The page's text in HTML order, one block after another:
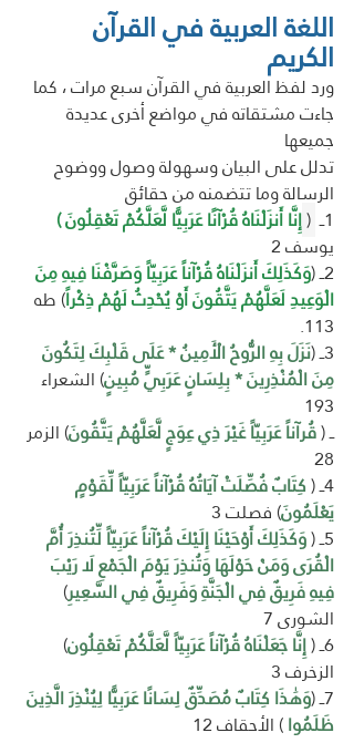
اللغة العربية في القرآن
الكريم
ورد لفظ العربية في القرآن سبع مرات ، كما
جاءت مشتقاته في مواضع أخرى عديدة
جميعها
تدلل على البيان وسهولة وصول ووضوح
الرسالة وما تتضمنه من حقائق
1ــ ( إِنَّا أَنزَلْنَاهُ قُرْآنًا عَرَبِيًّا لَّعَلَّكُمْ تَعْقِلُونَ )
يوسف 2
2ــ ( وَكَذَلِكَ أَنزَلْنَاهُ قُرْآناً عَرَبِيّاً وَصَرَّفْنَا فِيهِ مِنَ
الْوَعِيدِ لَعَلَّهُمْ يَتَّقُونَ أَوْ يُحْدِثُ لَهُمْ ذِكْراً) طه
113.
3ــ ( نَزَلَ بِهِ الرُّوحُ الْأَمِينُ * عَلَى قَلْبِكَ لِتَكُونَ
مِنَ الْمُنْذِرِينَ * بِلِسَانٍ عَرَبِيٍّ مُبِينٍ) الشعراء
193
ــ ( قُرآناً عَرَبِيّاً غَيْرَ ذِي عِوَجٍ لَّعَلَّهُمْ يَتَّقُونَ) الزمر
28
4ــ ( كِتَابٌ فُصِّلَتْ آيَاتُهُ قُرْآناً عَرَبِيّاً لِّقَوْمٍ
يَعْلَمُونَ) فصلت 3
5ــ ( وَكَذَلِكَ أَوْحَيْنَا إِلَيْكَ قُرْآناً عَرَبِيّاً لِّتُنذِرَ أُمَّ
الْقُرَى وَمَنْ حَوْلَهَا وَتُنذِرَ يَوْمَ الْجَمْعِ لَا رَيْبَ
فِيهِ فَرِيقٌ فِي الْجَنَّةِ وَفَرِيقٌ فِي السَّعِيرِ)
الشورى 7
6ــ ( إِنَّا جَعَلْنَاهُ قُرْآناً عَرَبِيّاً لَّعَلَّكُمْ تَعْقِلُون)
الزخرف 3
7ــ ( وَهَٰذَا كِتَابٌ مُصَدِّقٌ لِسَانًا عَرَبِيًّا لِيُنْذِرَ الَّذِينَ
ظَلَمُوا ) الأحقاف 12